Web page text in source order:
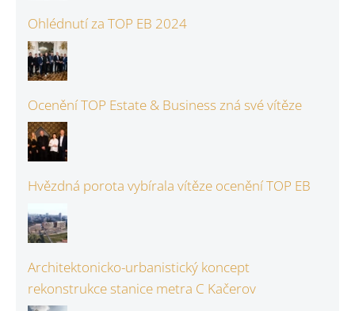
Ohlédnutí za TOP EB 2024
Ocenění TOP Estate & Business zná své vítěze
Hvězdná porota vybírala vítěze ocenění TOP EB
Architektonicko-urbanistický koncept
rekonstrukce stanice metra C Kačerov